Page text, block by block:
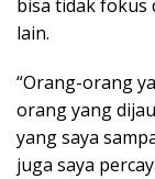
bisa tidak fokus
lain.
“Orang-orang
orang yang
yang saya
juga saya